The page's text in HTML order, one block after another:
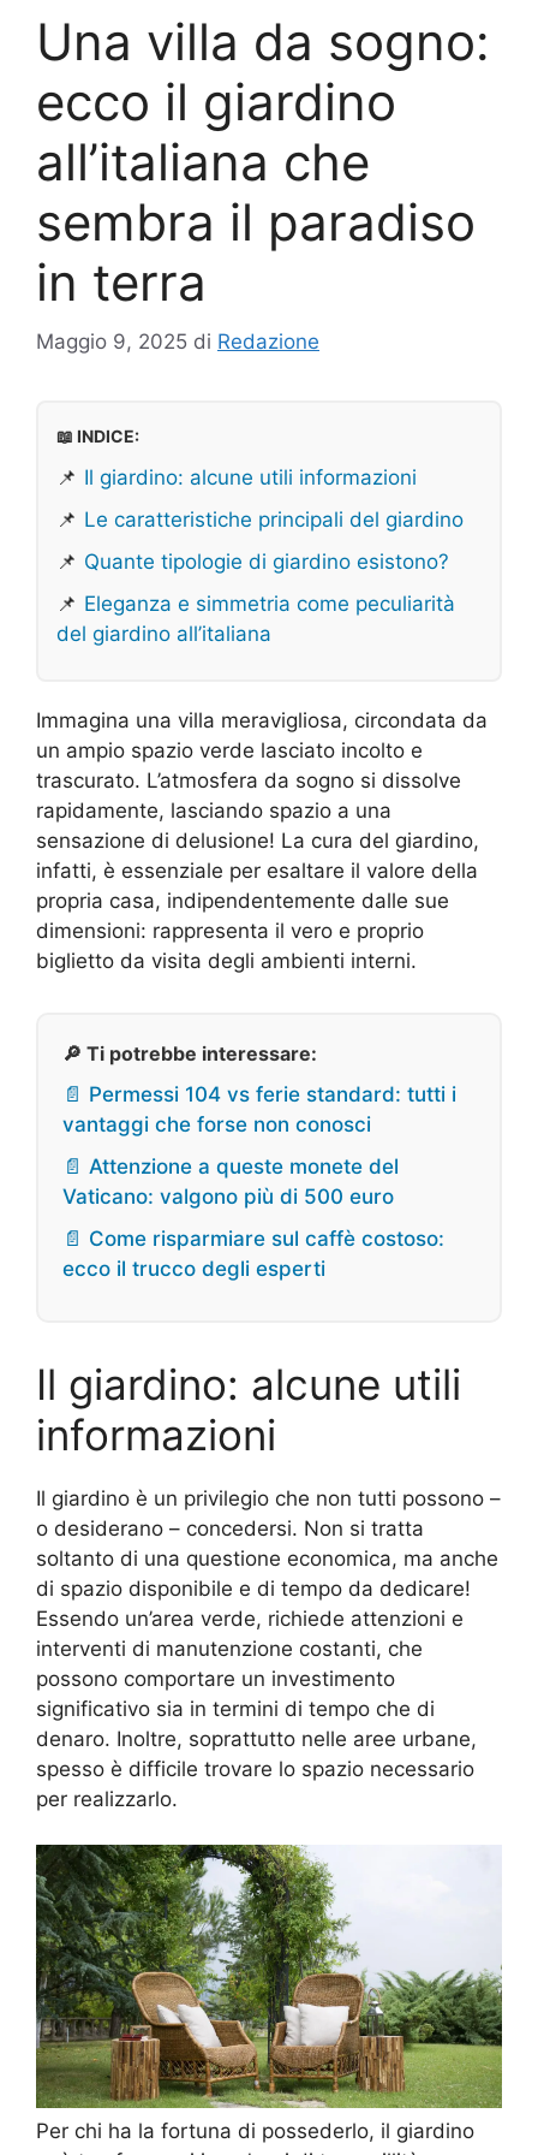
Una villa da sogno:
ecco il giardino
all’italiana che
sembra il paradiso
in terra
Maggio 9, 2025 di Redazione
📖 INDICE:
📌 Il giardino: alcune utili informazioni
📌 Le caratteristiche principali del giardino
📌 Quante tipologie di giardino esistono?
📌 Eleganza e simmetria come peculiarità
del giardino all’italiana
Immagina una villa meravigliosa, circondata da
un ampio spazio verde lasciato incolto e
trascurato. L’atmosfera da sogno si dissolve
rapidamente, lasciando spazio a una
sensazione di delusione! La cura del giardino,
infatti, è essenziale per esaltare il valore della
propria casa, indipendentemente dalle sue
dimensioni: rappresenta il vero e proprio
biglietto da visita degli ambienti interni.
🔎 Ti potrebbe interessare:
📄 Permessi 104 vs ferie standard: tutti i
vantaggi che forse non conosci
📄 Attenzione a queste monete del
Vaticano: valgono più di 500 euro
📄 Come risparmiare sul caffè costoso:
ecco il trucco degli esperti
Il giardino: alcune utili
informazioni
Il giardino è un privilegio che non tutti possono –
o desiderano – concedersi. Non si tratta
soltanto di una questione economica, ma anche
di spazio disponibile e di tempo da dedicare!
Essendo un’area verde, richiede attenzioni e
interventi di manutenzione costanti, che
possono comportare un investimento
significativo sia in termini di tempo che di
denaro. Inoltre, soprattutto nelle aree urbane,
spesso è difficile trovare lo spazio necessario
per realizzarlo.
Per chi ha la fortuna di possederlo, il giardino